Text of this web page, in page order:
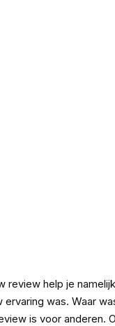
review help je namelijk
was. Waar
is voor anderen.